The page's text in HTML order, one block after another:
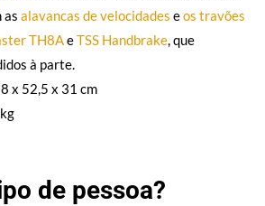
as alavancas de velocidades eos travões
TH8AeTSS Handbrake, que
à parte.
x 52,5 x 31 cm
de pessoa?